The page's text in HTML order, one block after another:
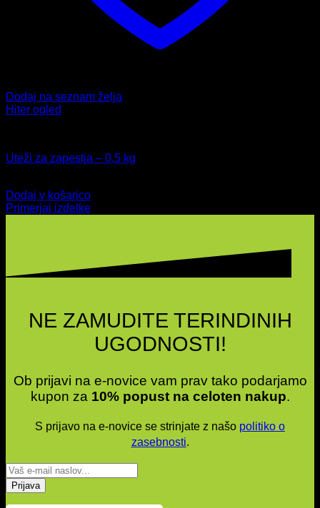
Dodaj na seznam želja
Hiter ogled
Uteži za zapestja – 0,5 kg
Dodaj v košarico
Primerjaj izdelke
NE ZAMUDITE TERINDINIH
UGODNOSTI!
Ob prijavi na e-novice vam prav tako podarjamo
kupon za 10% popust na celoten nakup.
S prijavo na e-novice se strinjate z našo politiko o
zasebnosti.